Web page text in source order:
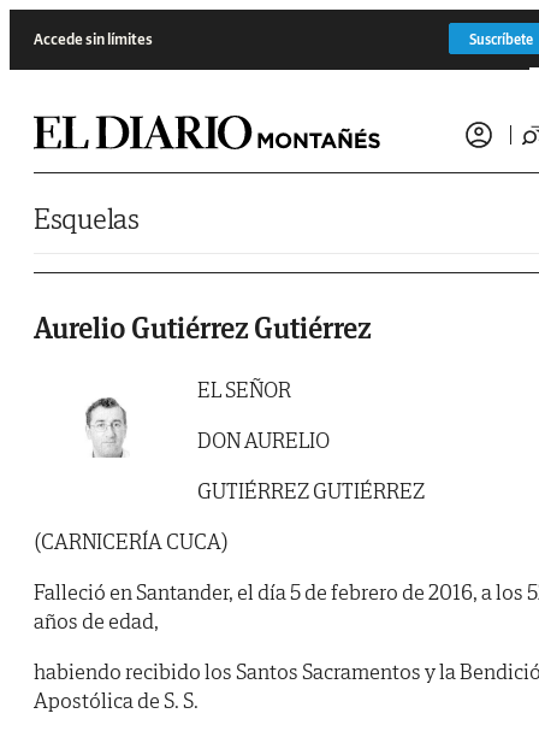
Accede sin límites Suscríbete
Esquelas
Aurelio Gutiérrez Gutiérrez
EL SEÑOR
DON AURELIO
GUTIÉRREZ GUTIÉRREZ
(CARNICERÍA CUCA)
Falleció en Santander, el día 5 de febrero de 2016, a los
años de edad,
habiendo recibido los Santos Sacramentos y la
Apostólica de S. S.